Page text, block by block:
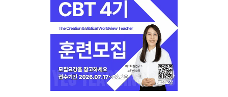
올리벳대학교, 120만 평 리버사이드 대학 캠퍼스 영